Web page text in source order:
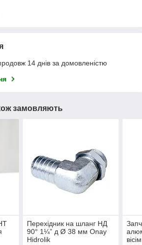
14 днів за домовленістю
замовляють
Перехідник на шланг НД
90° 1¼” д Ø 38 мм Onay
Hidrolik